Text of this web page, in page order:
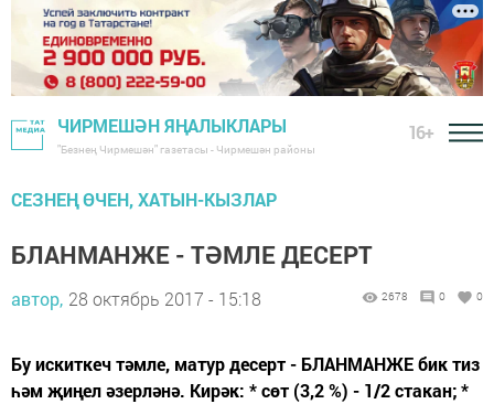
ЧИРМЕШӘН ЯҢАЛЫКЛАРЫ
"Безнең Чирмешән" газетасы - Чирмешән районы
16+
СЕЗНЕҢ ӨЧЕН, ХАТЫН-КЫЗЛАР
БЛАНМАНЖЕ - ТӘМЛЕ ДЕСЕРТ
автор, 28 октябрь 2017 - 15:18 2678 0 0
Бу искиткеч тәмле, матур десерт - БЛАНМАНЖЕ бик тиз
һәм җиңел әзерләнә. Кирәк: * сөт (3,2 %) - 1/2 стакан; *